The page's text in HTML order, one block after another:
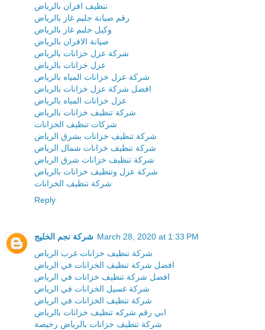
تنظيف افران بالرياض
رقم صيانة جليم غاز بالرياض
وكيل جليم غاز بالرياض
صيانة الافران بالرياض
شركة عزل خزانات بالرياض
عزل خزانات بالرياض
شركة عزل خزانات المياه بالرياض
افضل شركة عزل خزانات بالرياض
عزل خزانات المياه بالرياض
شركة تنظيف خزانات بالرياض
شركات تنظيف الخزانات
شركة تنظيف خزانات بشرق الرياض
شركة تنظيف خزانات شمال الرياض
شركة تنظيف خزانات شرق الرياض
شركة عزل وتنظيف خزانات بالرياض
شركة تنظيف الخزانات
Reply
شركة نجم الخليج March 28, 2020 at 1:33 PM
شركة تنظيف خزانات غرب الرياض
افضل شركة تنظيف الخزانات في الرياض
افضل شركة تنظيف خزانات في الرياض
شركة غسيل الخزانات في الرياض
شركة تنظيف الخزانات في الرياض
ابي رقم شركه تنظيف خزانات بالرياض
شركة تنظيف خزانات بالرياض رخيصة